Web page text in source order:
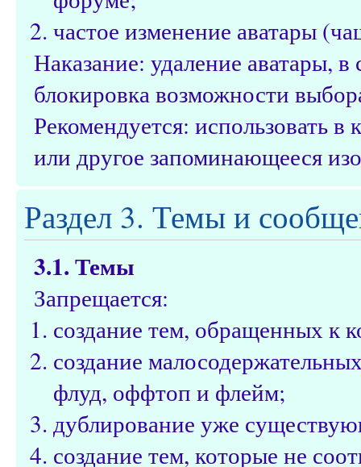
частое изменение аватары
Наказание: удаление аватары,
блокировка возможности
Рекомендуется: использовать
или другое запоминающееся
Раздел 3. Темы и
3.1. Темы
Запрещается:
создание тем, обращенных к
создание
флуд, оффтоп и флейм;
дублирование уже
создание тем, которые не